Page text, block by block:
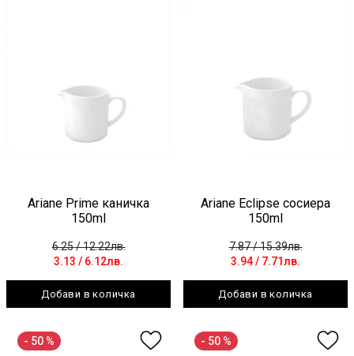
Ariane Prime каничка
150ml
6.25/ 12.22лв.
3.13 / 6.12лв.
Добави в количка
Ariane Eclipse сосиера
150ml
7.87/ 15.39лв.
3.94/ 7.71лв.
Добави в количка
- 50 % - 50 %